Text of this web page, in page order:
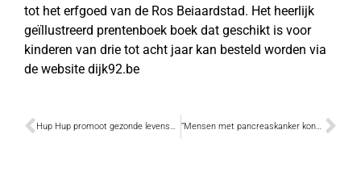
tot het erfgoed van de Ros Beiaardstad. Het heerlijk
geïllustreerd prentenboek boek dat geschikt is voor
kinderen van drie tot acht jaar kan besteld worden via
de website dijk92.be
Hup Hup promoot gezonde levensstijl “Mensen met pancreaskanker konden nergens terecht voor informatie”